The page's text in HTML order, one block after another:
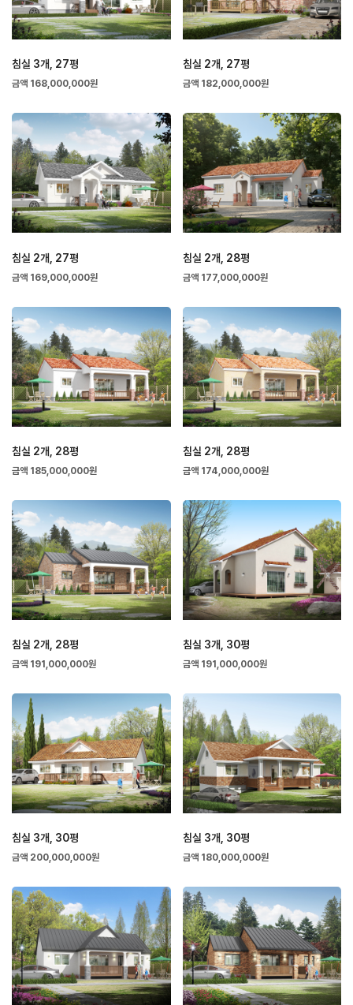
침실 3개, 27평
금액 168,000,000원
침실 2개, 27평
금액 182,000,000원
침실 2개, 27평
금액 169,000,000원
침실 2개, 28평
금액 177,000,000원
침실 2개, 28평
금액 185,000,000원
침실 2개, 28평
금액 174,000,000원
침실 2개, 28평
금액 191,000,000원
침실 3개, 30평
금액 191,000,000원
침실 3개, 30평
금액 200,000,000원
침실 3개, 30평
금액 180,000,000원